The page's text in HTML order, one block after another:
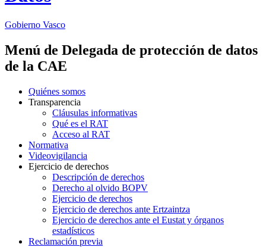
Gobierno Vasco
Menú de Delegada de protección de datos
de la CAE
Quiénes somos
Transparencia
Cláusulas informativas
Qué es el RAT
Acceso al RAT
Normativa
Videovigilancia
Ejercicio de derechos
Descripción de derechos
Derecho al olvido BOPV
Ejercicio de derechos
Ejercicio de derechos ante Ertzaintza
Ejercicio de derechos ante el Eustat y órganos
estadísticos
Reclamación previa